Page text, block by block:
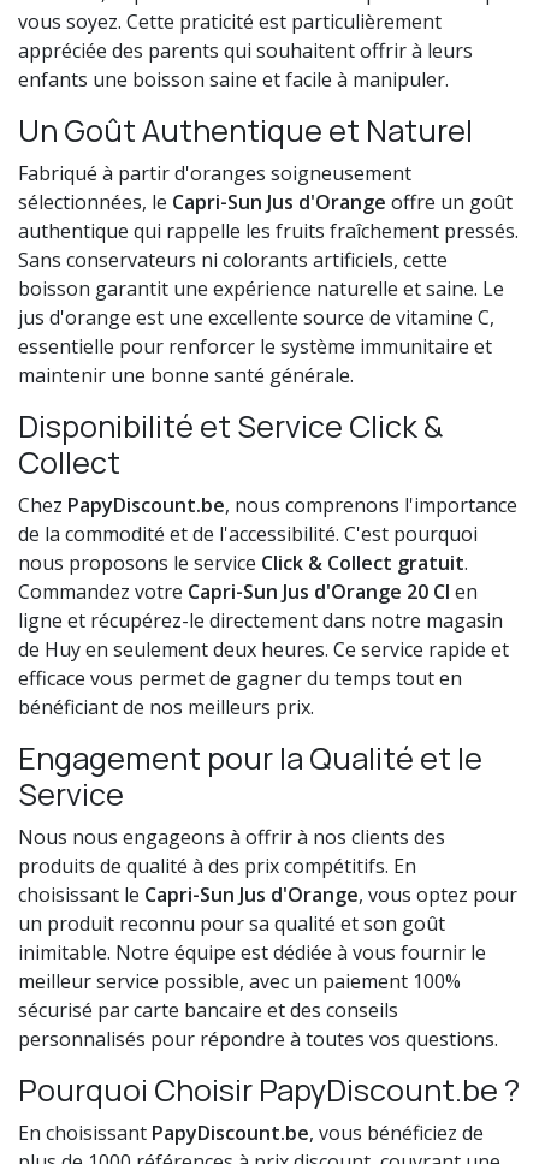
vous soyez. Cette praticité est particulièrement
appréciée des parents qui souhaitent offrir à leurs
enfants une boisson saine et facile à manipuler.
Un Goût Authentique et Naturel
Fabriqué à partir d'oranges soigneusement
sélectionnées, le Capri-Sun Jus d'Orange offre un goût
authentique qui rappelle les fruits fraîchement pressés.
Sans conservateurs ni colorants artificiels, cette
boisson garantit une expérience naturelle et saine. Le
jus d'orange est une excellente source de vitamine C,
essentielle pour renforcer le système immunitaire et
maintenir une bonne santé générale.
Disponibilité et Service Click &
Collect
Chez PapyDiscount.be, nous comprenons l'importance
de la commodité et de l'accessibilité. C'est pourquoi
nous proposons le service Click & Collect gratuit.
Commandez votre Capri-Sun Jus d'Orange 20 Cl en
ligne et récupérez-le directement dans notre magasin
de Huy en seulement deux heures. Ce service rapide et
efficace vous permet de gagner du temps tout en
bénéficiant de nos meilleurs prix.
Engagement pour la Qualité et le
Service
Nous nous engageons à offrir à nos clients des
produits de qualité à des prix compétitifs. En
choisissant le Capri-Sun Jus d'Orange, vous optez pour
un produit reconnu pour sa qualité et son goût
inimitable. Notre équipe est dédiée à vous fournir le
meilleur service possible, avec un paiement 100%
sécurisé par carte bancaire et des conseils
personnalisés pour répondre à toutes vos questions.
Pourquoi Choisir PapyDiscount.be ?
En choisissant PapyDiscount.be, vous bénéficiez de